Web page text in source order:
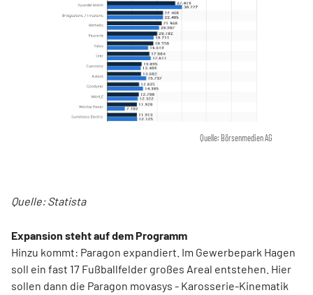
Quelle: Börsenmedien AG
Quelle: Statista
Expansion steht auf dem Programm
Hinzu kommt: Paragon expandiert. Im Gewerbepark Hagen
soll ein fast 17 Fußballfelder großes Areal entstehen. Hier
sollen dann die Paragon movasys - Karosserie-Kinematik